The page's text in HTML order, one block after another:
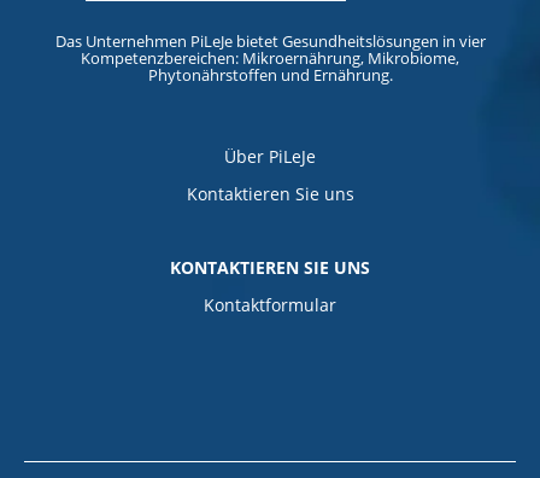
Das Unternehmen PiLeJe bietet Gesundheitslösungen in vier
Kompetenzbereichen: Mikroernährung, Mikrobiome,
Phytonährstoffen und Ernährung.
Über PiLeJe
Kontaktieren Sie uns
KONTAKTIEREN SIE UNS
Kontaktformular